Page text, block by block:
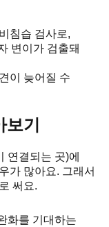
침습 검사로,
변이가 검출돼
이 늦어질 수
기
연결되는 곳)에
가 많아요. 그래서
써요.
화를 기대하는